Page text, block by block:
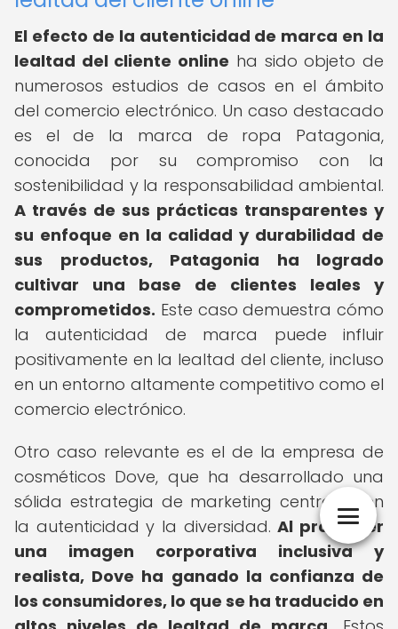
El efecto de la autenticidad de marca en la
lealtad del cliente online ha sido objeto de
numerosos estudios de casos en el ámbito
del comercio electrónico. Un caso destacado
es el de la marca de ropa Patagonia,
conocida por su compromiso con la
sostenibilidad y la responsabilidad ambiental.
A través de sus prácticas transparentes y
su enfoque en la calidad y durabilidad de
sus productos, Patagonia ha logrado
cultivar una base de clientes leales y
comprometidos. Este caso demuestra cómo
la autenticidad de marca puede influir
positivamente en la lealtad del cliente, incluso
en un entorno altamente competitivo como el
comercio electrónico.
Otro caso relevante es el de la empresa de
cosméticos Dove, que ha desarrollado una
sólida estrategia de marketing centrada en
la autenticidad y la diversidad.Al promover
una imagen corporativa inclusiva y
realista, Dove ha ganado la confianza de
los consumidores, lo que se ha traducido en